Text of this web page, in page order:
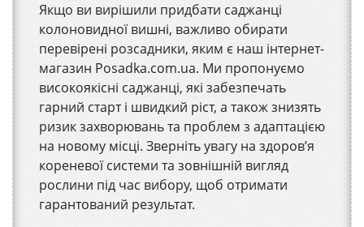
Якщо ви вирішили придбати саджанці
колоновидної вишні, важливо обирати
перевірені розсадники, яким є наш інтернет-
магазин Posadka.com.ua. Ми пропонуємо
високоякісні саджанці, які забезпечать
гарний старт і швидкий ріст, а також знизять
ризик захворювань та проблем з адаптацією
на новому місці. Зверніть увагу на здоров’я
кореневої системи та зовнішній вигляд
рослини під час вибору, щоб отримати
гарантований результат.